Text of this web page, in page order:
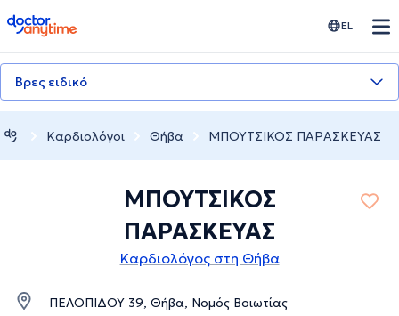
doctoranytime EL
Βρες ειδικό
Καρδιολόγοι Θήβα ΜΠΟΥΤΣΙΚΟΣ ΠΑΡΑΣΚΕΥΑΣ
ΜΠΟΥΤΣΙΚΟΣ
ΠΑΡΑΣΚΕΥΑΣ
Καρδιολόγος στη Θήβα
ΠΕΛΟΠΙΔΟΥ 39, Θήβα, Νομός Βοιωτίας